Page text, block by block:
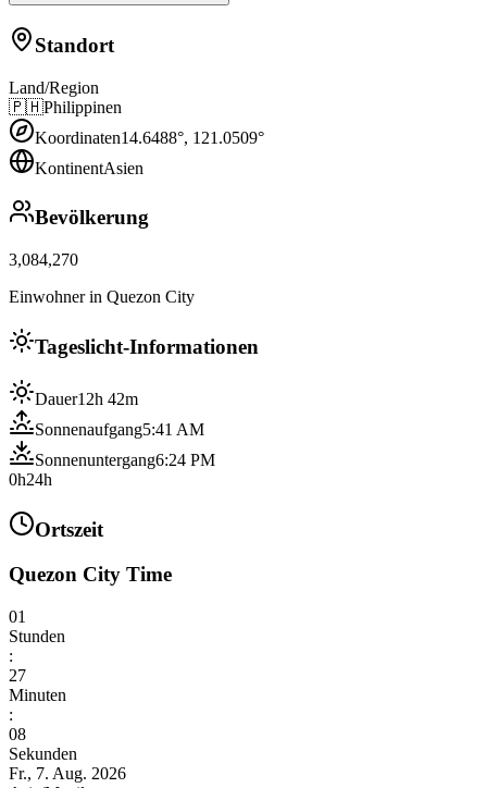
Standort
Land/Region
🇵🇭Philippinen
Koordinaten14.6488°, 121.0509°
KontinentAsien
Bevölkerung
3,084,270
Einwohner in Quezon City
Tageslicht-Informationen
Dauer12h 42m
Sonnenaufgang5:41 AM
Sonnenuntergang6:24 PM
0h24h
Ortszeit
Quezon City Time
01
Stunden
:
27
Minuten
:
10
Sekunden
Fr., 7. Aug. 2026